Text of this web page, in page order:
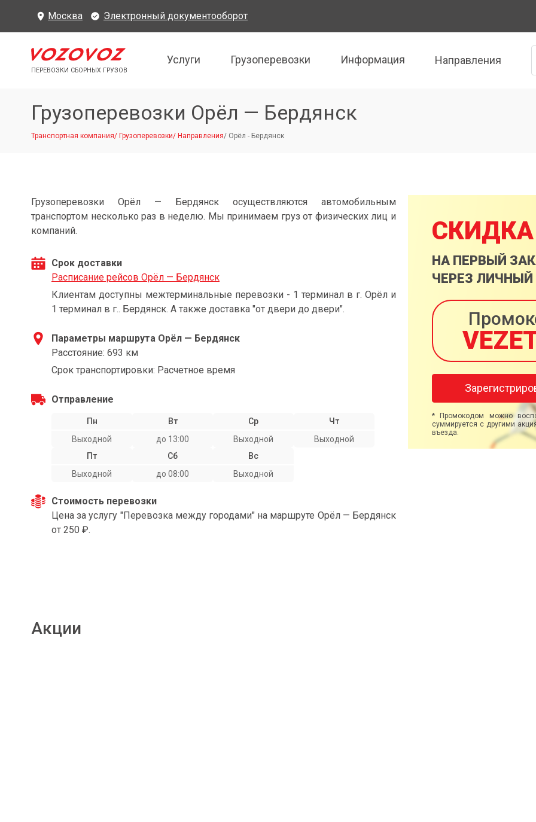
Москва Электронный документооборот
ПЕРЕВОЗКИ СБОРНЫХ ГРУЗОВ
Услуги Грузоперевозки Информация Направления
Грузоперевозки Орёл — Бердянск
Транспортная компания/ Грузоперевозки/ Направления/ Орёл - Бердянск
Грузоперевозки Орёл — Бердянск осуществляются автомобильным
транспортом несколько раз в неделю. Мы принимаем груз от физических лиц и
компаний.
Срок доставки
Расписание рейсов Орёл — Бердянск
Клиентам доступны межтерминальные перевозки - 1 терминал в г. Орёл и
1 терминал в г.. Бердянск. А также доставка "от двери до двери".
Параметры маршрута Орёл — Бердянск
Расстояние: 693 км
Срок транспортировки: Расчетное время
Отправление
Пн
Выходной
Вт
до 13:00
Ср
Выходной
Чт
Выходной
Пт
Выходной
Сб
до 08:00
Вс
Выходной
Стоимость перевозки
Цена за услугу "Перевозка между городами" на маршруте Орёл — Бердянск
от 250 ₽.
СКИДКА
НА ПЕРВЫЙ
ЧЕРЕЗ ЛИЧНЫЙ
* Промокодом можно
суммируется с другими
въезда.
Акции